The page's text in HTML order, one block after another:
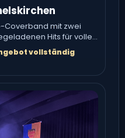
Coverband mit zwei
Hits für volle
vollständig